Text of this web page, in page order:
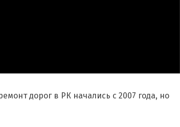
дорог в РК начались с 2007 года, но